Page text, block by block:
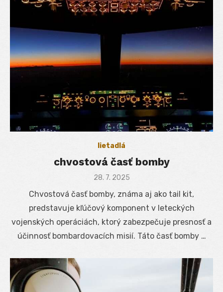
lietadlá
chvostová časť bomby
Posted
28. 7. 2025
Chvostová časť bomby, známa aj ako tail kit,
predstavuje kľúčový komponent v leteckých
vojenských operáciách, ktorý zabezpečuje presnosť a
účinnosť bombardovacích misií. Táto časť bomby …